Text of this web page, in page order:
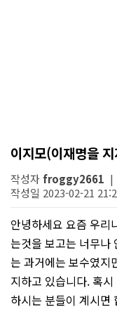
이지모(이재명을
작성자froggy2661 |
작성일 2023-02-21
안녕하세요 요즘 우리
는것을 보고는 너무나
는 과거에는 보수였지
지하고 있습니다. 혹
하시는 분들이 계시면